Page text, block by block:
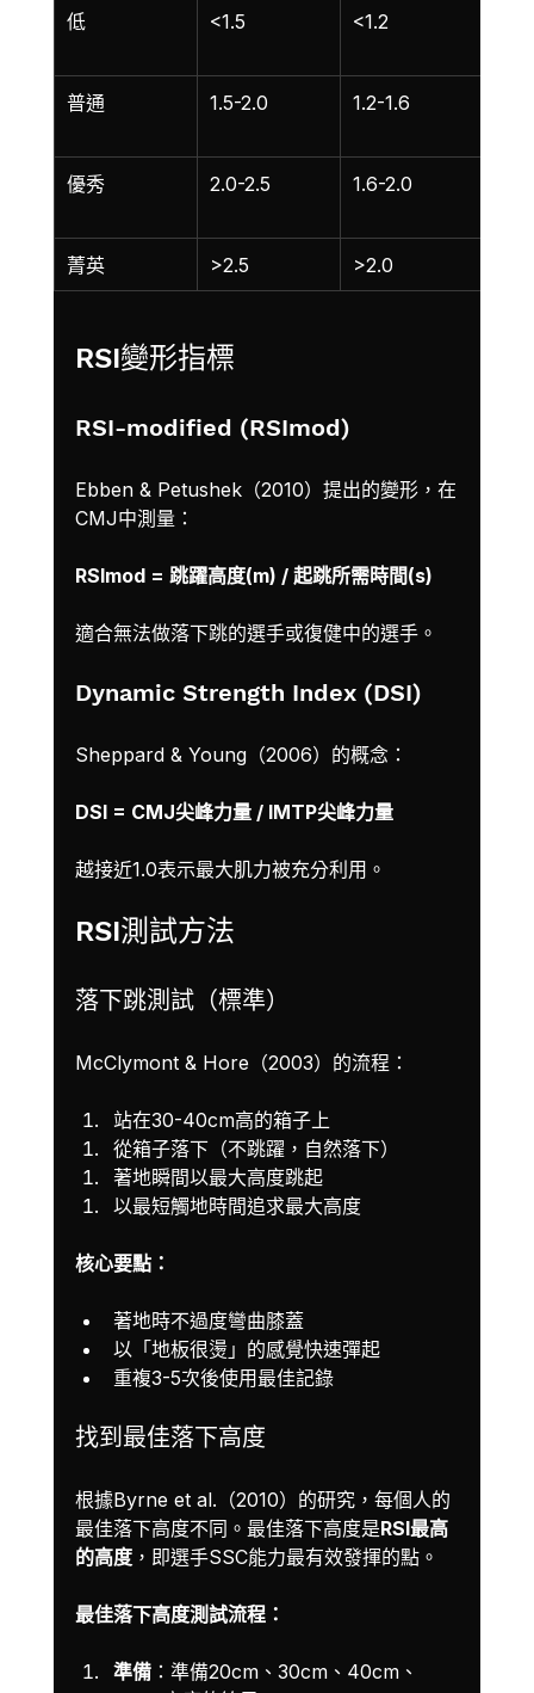
低 <1.5 <1.2
普通 1.5-2.0 1.2-1.6
優秀 2.0-2.5 1.6-2.0
菁英 >2.5 >2.0
RSI變形指標
RSI-modified (RSImod)
Ebben & Petushek（2010）提出的變形，在
CMJ中測量：
RSImod = 跳躍高度(m) / 起跳所需時間(s)
適合無法做落下跳的選手或復健中的選手。
Dynamic Strength Index (DSI)
Sheppard & Young（2006）的概念：
DSI = CMJ尖峰力量 / IMTP尖峰力量
越接近1.0表示最大肌力被充分利用。
RSI測試方法
落下跳測試（標準）
McClymont & Hore（2003）的流程：
站在30-40cm高的箱子上
從箱子落下（不跳躍，自然落下）
著地瞬間以最大高度跳起
以最短觸地時間追求最大高度
核心要點：
著地時不過度彎曲膝蓋
以「地板很燙」的感覺快速彈起
重複3-5次後使用最佳記錄
找到最佳落下高度
根據Byrne et al.（2010）的研究，每個人的
最佳落下高度不同。最佳落下高度是RSI最高
的高度，即選手SSC能力最有效發揮的點。
最佳落下高度測試流程：
準備：準備20cm、30cm、40cm、